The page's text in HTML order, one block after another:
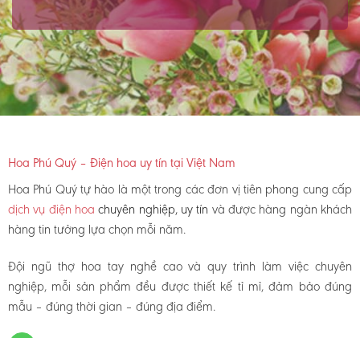
Hoa Phú Quý – Điện hoa uy tín tại Việt Nam
Hoa Phú Quý tự hào là một trong các đơn vị tiên phong cung cấp
dịch vụ điện hoachuyên nghiệp, uy tín và được hàng ngàn khách
hàng tin tưởng lựa chọn mỗi năm.
Đội ngũ thợ hoa tay nghề cao và quy trình làm việc chuyên
nghiệp, mỗi sản phẩm đều được thiết kế tỉ mỉ, đảm bảo đúng
mẫu – đúng thời gian – đúng địa điểm.